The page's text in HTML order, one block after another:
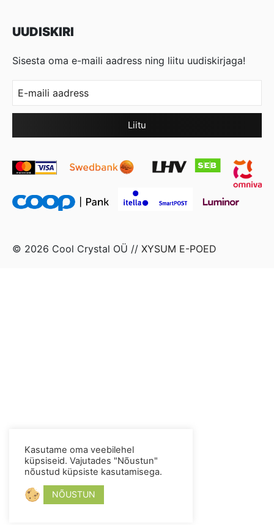
UUDISKIRI
Sisesta oma e-maili aadress ning liitu uudiskirjaga!
© 2026 Cool Crystal OÜ // XYSUM E-POED
Kasutame oma veebilehel
küpsiseid. Vajutades "Nõustun"
nõustud küpsiste kasutamisega.
NÕUSTUN